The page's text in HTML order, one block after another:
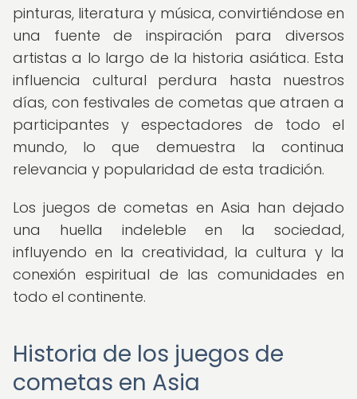
pinturas, literatura y música, convirtiéndose en
una fuente de inspiración para diversos
artistas a lo largo de la historia asiática. Esta
influencia cultural perdura hasta nuestros
días, con festivales de cometas que atraen a
participantes y espectadores de todo el
mundo, lo que demuestra la continua
relevancia y popularidad de esta tradición.
Los juegos de cometas en Asia han dejado
una huella indeleble en la sociedad,
influyendo en la creatividad, la cultura y la
conexión espiritual de las comunidades en
todo el continente.
Historia de los juegos de
cometas en Asia